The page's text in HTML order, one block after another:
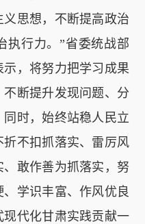
思想，不断提高政治
执行力。”省委统战部
，将努力把学习成果
断提升发现问题、分
时，始终站稳人民立
不扣抓落实、雷厉风
敢作善为抓落实，努
学识丰富、作风优良
代化甘肃实践贡献一